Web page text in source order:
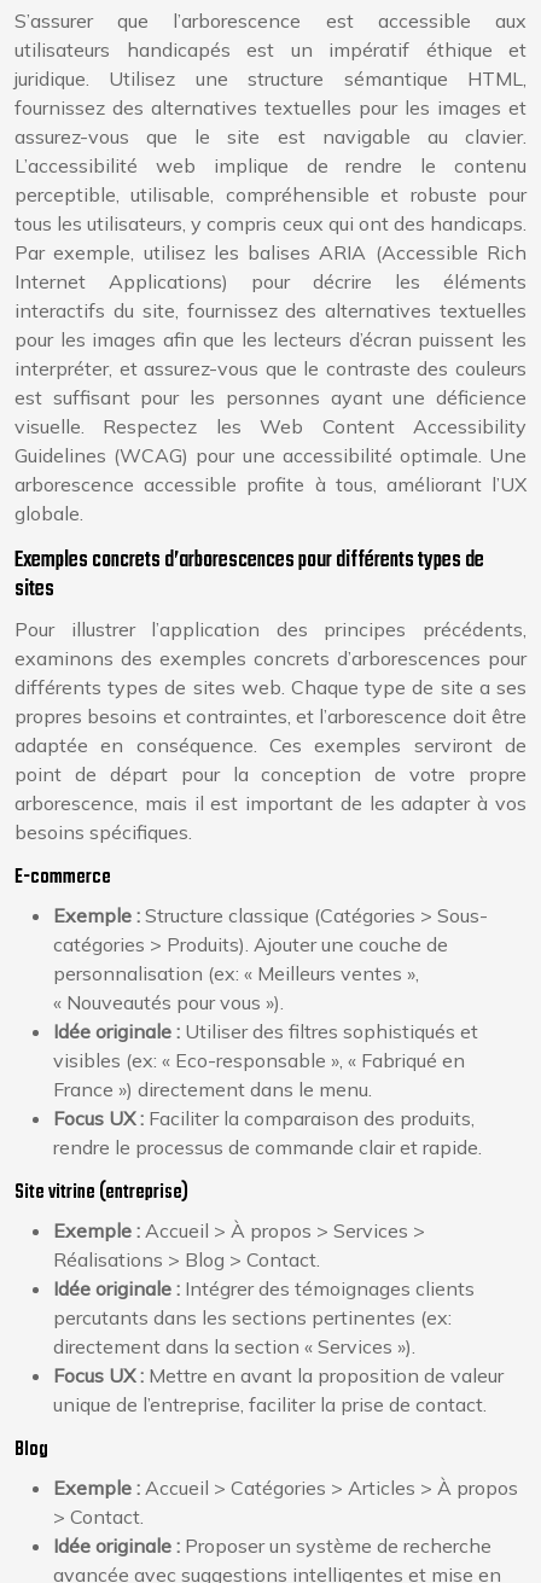
S’assurer que l’arborescence est accessible aux
utilisateurs handicapés est un impératif éthique et
juridique. Utilisez une structure sémantique HTML,
fournissez des alternatives textuelles pour les images et
assurez-vous que le site est navigable au clavier.
L’accessibilité web implique de rendre le contenu
perceptible, utilisable, compréhensible et robuste pour
tous les utilisateurs, y compris ceux qui ont des handicaps.
Par exemple, utilisez les balises ARIA (Accessible Rich
Internet Applications) pour décrire les éléments
interactifs du site, fournissez des alternatives textuelles
pour les images afin que les lecteurs d’écran puissent les
interpréter, et assurez-vous que le contraste des couleurs
est suffisant pour les personnes ayant une déficience
visuelle. Respectez les Web Content Accessibility
Guidelines (WCAG) pour une accessibilité optimale. Une
arborescence accessible profite à tous, améliorant l’UX
globale.
Exemples concrets d’arborescences pour différents types de
sites
Pour illustrer l’application des principes précédents,
examinons des exemples concrets d’arborescences pour
différents types de sites web. Chaque type de site a ses
propres besoins et contraintes, et l’arborescence doit être
adaptée en conséquence. Ces exemples serviront de
point de départ pour la conception de votre propre
arborescence, mais il est important de les adapter à vos
besoins spécifiques.
E-commerce
Exemple : Structure classique (Catégories > Sous-
catégories > Produits). Ajouter une couche de
personnalisation (ex: « Meilleurs ventes »,
« Nouveautés pour vous »).
Idée originale : Utiliser des filtres sophistiqués et
visibles (ex: « Eco-responsable », « Fabriqué en
France ») directement dans le menu.
Focus UX : Faciliter la comparaison des produits,
rendre le processus de commande clair et rapide.
Site vitrine (entreprise)
Exemple : Accueil > À propos > Services >
Réalisations > Blog > Contact.
Idée originale : Intégrer des témoignages clients
percutants dans les sections pertinentes (ex:
directement dans la section « Services »).
Focus UX : Mettre en avant la proposition de valeur
unique de l’entreprise, faciliter la prise de contact.
Blog
Exemple : Accueil > Catégories > Articles > À propos
> Contact.
Idée originale : Proposer un système de recherche
avancée avec suggestions intelligentes et mise en